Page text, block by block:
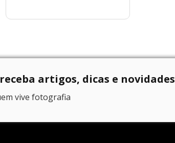
artigos, dicas e novidades
vive fotografia